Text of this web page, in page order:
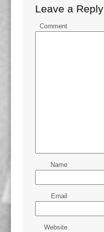
Leave a Reply
Comment
Name
Email
Website